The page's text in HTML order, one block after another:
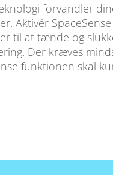
forvandler
Aktivér
til at tænde og
Der kræves
funktionen skal